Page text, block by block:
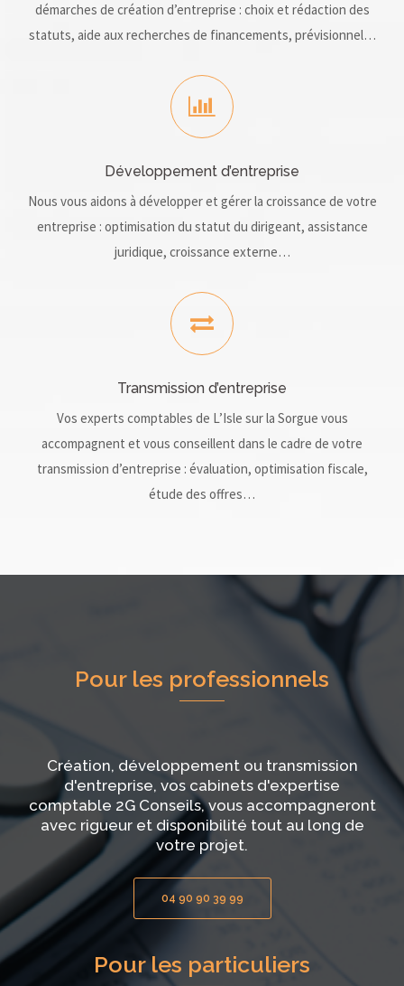
démarches de création d’entreprise : choix et rédaction des
statuts, aide aux recherches de financements, prévisionnel…
Développement d’entreprise
Nous vous aidons à développer et gérer la croissance de votre
entreprise : optimisation du statut du dirigeant, assistance
juridique, croissance externe…
Transmission d’entreprise
Vos experts comptables de L’Isle sur la Sorgue vous
accompagnent et vous conseillent dans le cadre de votre
transmission d’entreprise : évaluation, optimisation fiscale,
étude des offres…
Pour les professionnels
Création, développement ou transmission
d'entreprise, vos cabinets d'expertise
comptable 2G Conseils, vous accompagneront
avec rigueur et disponibilité tout au long de
votre projet.
04 90 90 39 99
Pour les particuliers